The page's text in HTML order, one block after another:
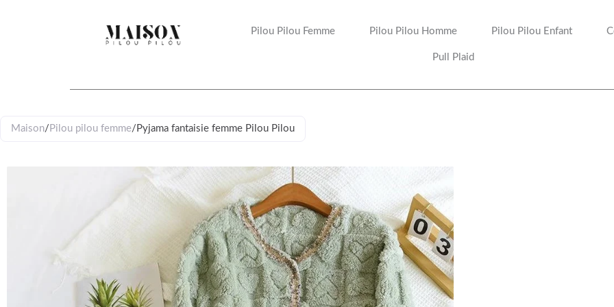
Pilou Pilou Femme Pilou Pilou Homme Pilou Pilou Enfant
Pull Plaid
Maison/ Pilou pilou femme/ Pyjama fantaisie femme Pilou Pilou